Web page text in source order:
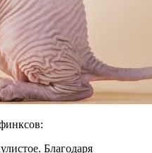
Благодаря